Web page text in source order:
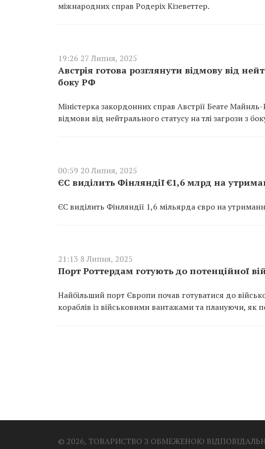
міжнародних справ Родеріх Кізеветтер.
19:26 27 Липня, 2025
Австрія готова розглянути відмову від
боку РФ
Міністерка закордонних справ Австрії Беате
відмови від нейтрального статусу на тлі загрози з
00:59 20 Липня, 2025
ЄС виділить Фінляндії €1,6 млрд на
ЄС виділить Фінляндії 1,6 мільярда євро на
21:13 8 Липня, 2025
Порт Роттердам готують до потенційної
Найбільший порт Європи почав готуватися до
кораблів із військовими вантажами та плануючи, як
© 2026, ТОВАРИСТВО З ОБМЕЖЕНОЮ